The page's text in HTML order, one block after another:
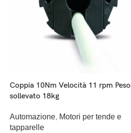
Coppia 10Nm Velocità 11 rpm Peso
sollevato 18kg
Automazione, Motori per tende e
tapparelle